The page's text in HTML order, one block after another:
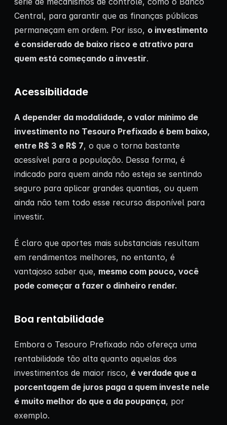
Central, para garantir que as finanças públicas
permaneçam em ordem. Por isso, o investimento
é considerado de baixo risco e atrativo para
quem está começando a investir.
Acessibilidade
A depender da modalidade, o valor mínimo de
investimento no Tesouro Prefixado é bem baixo,
entre R$ 3 e R$ 7, o que o torna bastante
acessível para a população. Dessa forma, é
indicado para quem ainda não esteja se sentindo
seguro para aplicar grandes quantias, ou quem
ainda não tem todo esse recurso disponível para
investir.
É claro que aportes mais substanciais resultam
em rendimentos melhores, no entanto, é
vantajoso saber que, mesmo com pouco, você
pode começar a fazer o dinheiro render.
Boa rentabilidade
Embora o Tesouro Prefixado não ofereça uma
rentabilidade tão alta quanto aquelas dos
investimentos de maior risco, é verdade que a
porcentagem de juros paga a quem investe nele
é muito melhor do que a da poupança, por
exemplo.